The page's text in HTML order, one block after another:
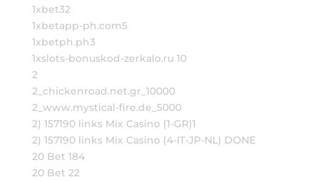
1xbet32
1xbetapp-ph.com5
1xbetph.ph3
1xslots-bonuskod-zerkalo.ru 10
2
2_chickenroad.net.gr_10000
2_www.mystical-fire.de_5000
2) 157190 links Mix Casino (1-GR)1
2) 157190 links Mix Casino (4-IT-JP-NL) DONE
20 Bet 184
20 Bet 22